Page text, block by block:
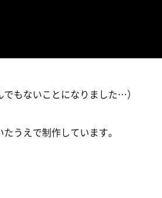
もないことになりました…）
うえで制作しています。